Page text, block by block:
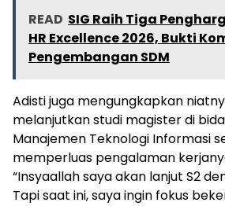
READ SIG Raih Tiga
HR Excellence 2026, Bukti
Pengembangan SDM
Adisti juga mengungkapkan
melanjutkan studi magister di
Manajemen Teknologi Informasi
memperluas pengalaman
“Insyaallah saya akan lanjut S2
Tapi saat ini, saya ingin fokus